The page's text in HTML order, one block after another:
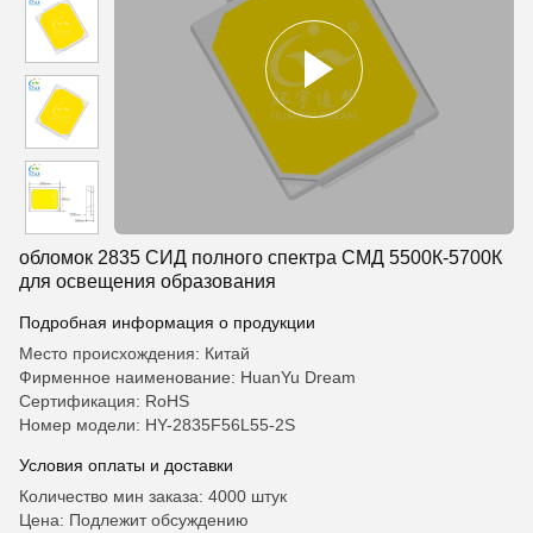
обломок 2835 СИД полного спектра СМД 5500К-5700К
для освещения образования
Подробная информация о продукции
Место происхождения: Китай
Фирменное наименование: HuanYu Dream
Сертификация: RoHS
Номер модели: HY-2835F56L55-2S
Условия оплаты и доставки
Количество мин заказа: 4000 штук
Цена: Подлежит обсуждению